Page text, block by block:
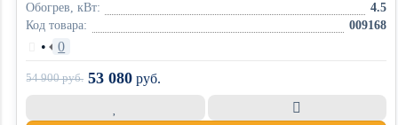
Обогрев, кВт:
4.5
Код товара:
009168
• 0
54 900руб. 53 080 руб.